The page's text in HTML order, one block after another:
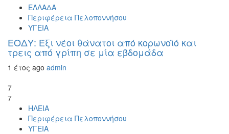
ΕΛΛΑΔΑ
Περιφέρεια Πελοποννήσου
ΥΓΕΙΑ
ΕΟΔΥ: Έξι νέοι θάνατοι από κορωνοϊό και
τρεις από γρίπη σε μία εβδομάδα
1 έτος ago admin
7
7
ΗΛΕΙΑ
Περιφέρεια Πελοποννήσου
ΥΓΕΙΑ